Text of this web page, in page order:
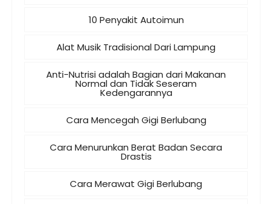
10 Penyakit Autoimun
Alat Musik Tradisional Dari Lampung
Anti-Nutrisi adalah Bagian dari Makanan
Normal dan Tidak Seseram
Kedengarannya
Cara Mencegah Gigi Berlubang
Cara Menurunkan Berat Badan Secara
Drastis
Cara Merawat Gigi Berlubang